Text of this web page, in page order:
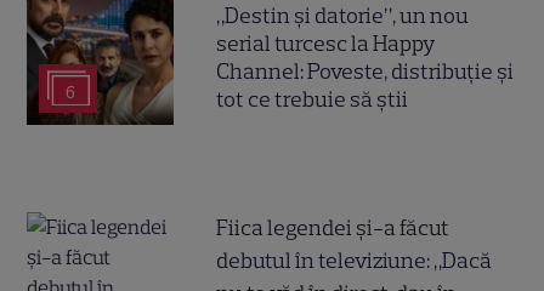
6
„Destin și datorie”, un nou
serial turcesc la Happy
Channel: Poveste, distribuție și
tot ce trebuie să știi
Fiica legendei și-a făcut
debutul în televiziune: „Dacă